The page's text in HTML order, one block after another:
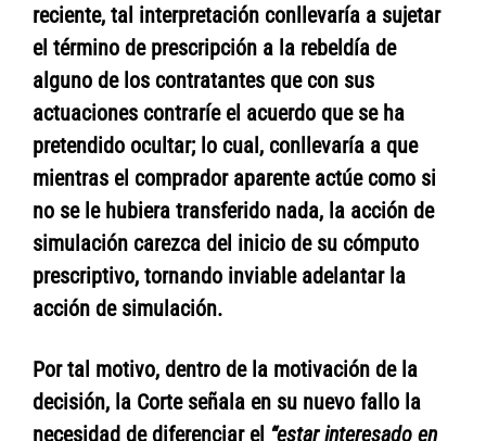
reciente, tal interpretación conllevaría a sujetar
el término de prescripción a la rebeldía de
alguno de los contratantes que con sus
actuaciones contraríe el acuerdo que se ha
pretendido ocultar; lo cual, conllevaría a que
mientras el comprador aparente actúe como si
no se le hubiera transferido nada, la acción de
simulación carezca del inicio de su cómputo
prescriptivo, tornando inviable adelantar la
acción de simulación.
Por tal motivo, dentro de la motivación de la
decisión, la Corte señala en su nuevo fallo la
necesidad de diferenciar el “estar interesado en